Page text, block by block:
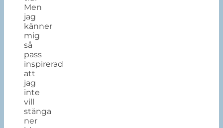
Men
jag
känner
mig
så
pass
inspirerad
att
jag
inte
vill
stänga
ner